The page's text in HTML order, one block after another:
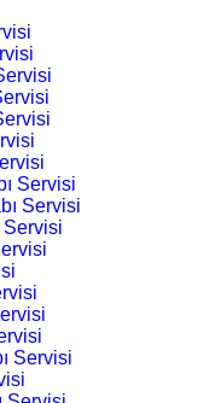
Servisi
Servisi
Servisi
Servisi